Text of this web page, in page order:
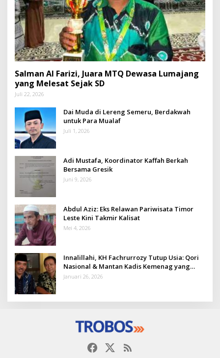
Salman Al Farizi, Juara MTQ Dewasa Lumajang
yang Melesat Sejak SD
Juli 22, 2026
Dai Muda di Lereng Semeru, Berdakwah
untuk Para Mualaf
Juli 1, 2026
Adi Mustafa, Koordinator Kaffah Berkah
Bersama Gresik
Juni 9, 2026
Abdul Aziz: Eks Relawan Pariwisata Timor
Leste Kini Takmir Kalisat
Mei 4, 2026
Innalillahi, KH Fachrurrozy Tutup Usia: Qori
Nasional & Mantan Kadis Kemenag yang
Penuh Teladan
Januari 26, 2026